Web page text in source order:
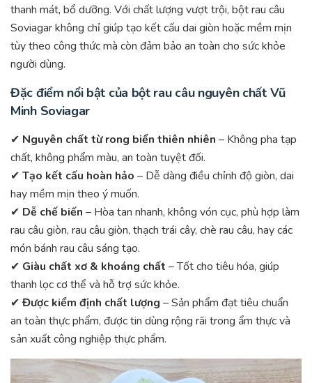
thanh mát, bổ dưỡng. Với chất lượng vượt trội, bột rau câu
Soviagar không chỉ giúp tạo kết cấu dai giòn hoặc mềm mịn
tùy theo công thức mà còn đảm bảo an toàn cho sức khỏe
người dùng.
Đặc điểm nổi bật của bột rau câu nguyên chất Vũ
Minh Soviagar
✔ Nguyên chất từ rong biển thiên nhiên – Không pha tạp
chất, không phẩm màu, an toàn tuyệt đối.
✔ Tạo kết cấu hoàn hảo – Dễ dàng điều chỉnh độ giòn, dai
hay mềm mịn theo ý muốn.
✔ Dễ chế biến – Hòa tan nhanh, không vón cục, phù hợp làm
rau câu giòn, rau câu giòn, thạch trái cây, chè rau câu, hay các
món bánh rau câu sáng tạo.
✔ Giàu chất xơ & khoáng chất – Tốt cho tiêu hóa, giúp
thanh lọc cơ thể và hỗ trợ sức khỏe.
✔Được kiểm định chất lượng – Sản phẩm đạt tiêu chuẩn
an toàn thực phẩm, được tin dùng rộng rãi trong ẩm thực và
sản xuất công nghiệp thực phẩm.